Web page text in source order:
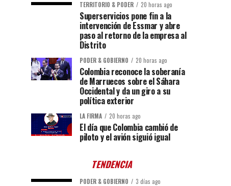
TERRITORIO & PODER 20 horas ago
Superservicios pone fin a la
intervención de Essmar y abre
paso al retorno de la empresa al
Distrito
PODER & GOBIERNO 20 horas ago
Colombia reconoce la soberanía
de Marruecos sobre el Sáhara
Occidental y da un giro a su
política exterior
LA FIRMA 20 horas ago
El día que Colombia cambió de
piloto y el avión siguió igual
TENDENCIA
PODER & GOBIERNO 3 días ago